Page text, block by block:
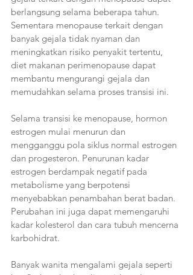
berlangsung selama beberapa tahun.
Sementara menopause terkait dengan
banyak gejala tidak nyaman dan
meningkatkan risiko penyakit tertentu,
diet makanan perimenopause dapat
membantu mengurangi gejala dan
memudahkan selama proses transisi ini.
Selama transisi ke menopause, hormon
estrogen mulai menurun dan
mengganggu pola siklus normal estrogen
dan progesteron. Penurunan kadar
estrogen berdampak negatif pada
metabolisme yang berpotensi
menyebabkan penambahan berat badan.
Perubahan ini juga dapat memengaruhi
kadar kolesterol dan cara tubuh mencerna
karbohidrat.
Banyak wanita mengalami gejala seperti